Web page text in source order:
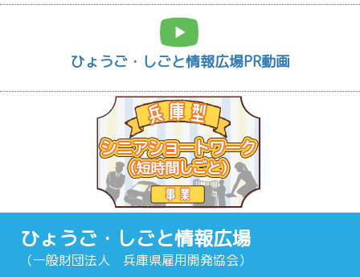
ひょうご・しごと情報広場PR動画
ひょうご・しごと情報広場
（一般財団法人 兵庫県雇用開発協会）